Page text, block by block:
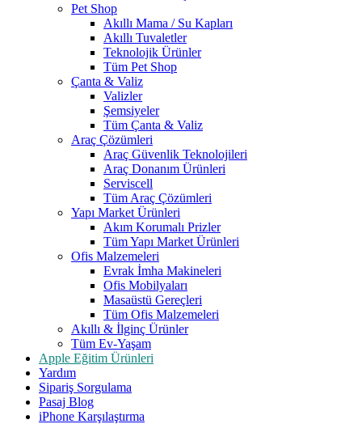
Pet Shop
Akıllı Mama / Su Kapları
Akıllı Tuvaletler
Teknolojik Ürünler
Tüm Pet Shop
Çanta & Valiz
Valizler
Şemsiyeler
Tüm Çanta & Valiz
Araç Çözümleri
Araç Güvenlik Teknolojileri
Araç Donanım Ürünleri
Serviscell
Tüm Araç Çözümleri
Yapı Market Ürünleri
Akım Korumalı Prizler
Tüm Yapı Market Ürünleri
Ofis Malzemeleri
Evrak İmha Makineleri
Ofis Mobilyaları
Masaüstü Gereçleri
Tüm Ofis Malzemeleri
Akıllı & İlginç Ürünler
Tüm Ev-Yaşam
Apple Eğitim Ürünleri
Yardım
Sipariş Sorgulama
Pasaj Blog
iPhone Karşılaştırma